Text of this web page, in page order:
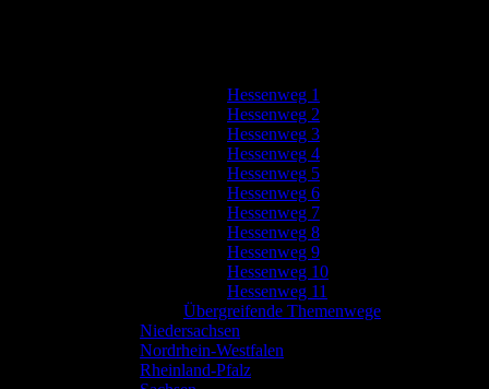
Hessenweg 1
Hessenweg 2
Hessenweg 3
Hessenweg 4
Hessenweg 5
Hessenweg 6
Hessenweg 7
Hessenweg 8
Hessenweg 9
Hessenweg 10
Hessenweg 11
Übergreifende Themenwege
Niedersachsen
Nordrhein-Westfalen
Rheinland-Pfalz